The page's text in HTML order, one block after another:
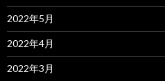
2022年5月
2022年4月
2022年3月